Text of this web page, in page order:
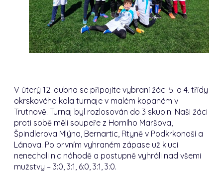
V úterý 12. dubna se připojíte vybraní žáci 5. a 4. třídy
okrskového kola turnaje v malém kopaném v
Trutnově.Turnaj byl rozlosován do 3 skupin. Naši žáci
proti sobě měli soupeře z Horního Maršova,
Špindlerova Mlýna, Bernartic, Rtyně v Podkrkonoší a
Lánova. Po prvním vyhraném zápase už kluci
nenechali nic náhodě a postupně vyhráli nad všemi
mužstvy – 3:0, 3:1, 6:0, 3:1, 3:0.